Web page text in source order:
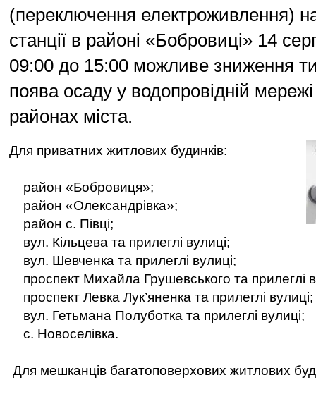
(переключення електроживлення)
станції в районі «Бобровиці» 14
09:00 до 15:00 можливе зниження
поява осаду у водопровідній
районах міста.
Для приватних житлових будинків:
район «Бобровиця»;
район «Олександрівка»;
район с. Півці;
вул. Кільцева та прилеглі вулиці;
вул. Шевченка та прилеглі вулиці;
проспект Михайла Грушевського та прилеглі
проспект Левка Лук’яненка та прилеглі вулиці;
вул. Гетьмана Полуботка та прилеглі вулиці;
с. Новоселівка.
Для мешканців багатоповерхових житлових